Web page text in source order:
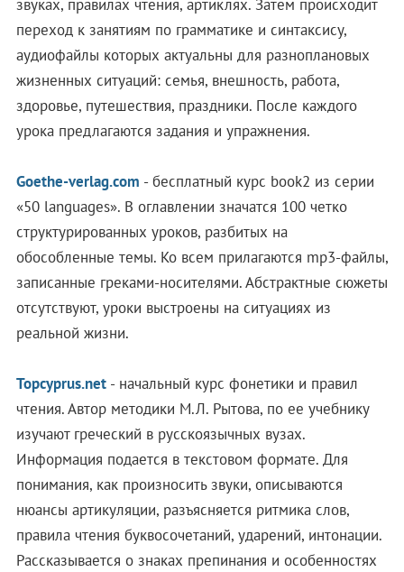
звуках, правилах чтения, артиклях. Затем происходит
переход к занятиям по грамматике и синтаксису,
аудиофайлы которых актуальны для разноплановых
жизненных ситуаций: семья, внешность, работа,
здоровье, путешествия, праздники. После каждого
урока предлагаются задания и упражнения.
Goethe-verlag.com - бесплатный курс book2 из серии
«50 languages». В оглавлении значатся 100 четко
структурированных уроков, разбитых на
обособленные темы. Ко всем прилагаются mp3-файлы,
записанные греками-носителями. Абстрактные сюжеты
отсутствуют, уроки выстроены на ситуациях из
реальной жизни.
Topcyprus.net- начальный курс фонетики и правил
чтения. Автор методики М.Л. Рытова, по ее учебнику
изучают греческий в русскоязычных вузах.
Информация подается в текстовом формате. Для
понимания, как произносить звуки, описываются
нюансы артикуляции, разъясняется ритмика слов,
правила чтения буквосочетаний, ударений, интонации.
Рассказывается о знаках препинания и особенностях